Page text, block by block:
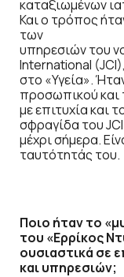
καταξιωμένων
Και ο τρόπος
των
υπηρεσιών του
International
στο «Υγεία».
προσωπικού και
με επιτυχία και
σφραγίδα του
μέχρι σήμερα.
ταυτότητάς του.
Ποιο ήταν το
του «Ερρίκος
ουσιαστικά σε
καιυπηρεσιών;